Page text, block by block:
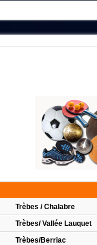
Trèbes /
Trèbes/ Vallée Lauquet
Trèbes/Berriac